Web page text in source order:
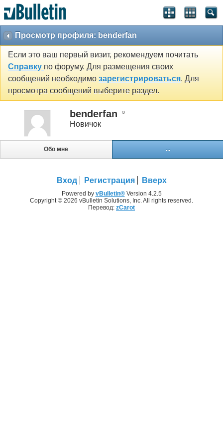
Просмотр профиля: benderfan
Если это ваш первый визит, рекомендуем почитать
Справку по форуму. Для размещения своих
сообщений необходимо зарегистрироваться. Для
просмотра сообщений выберите раздел.
benderfan
Новичок
Обо мне ...
Вход Регистрация Вверх
Powered by vBulletin®Version 4.2.5
Copyright © 2026 vBulletin Solutions, Inc. All rights reserved.
Перевод: zCarot